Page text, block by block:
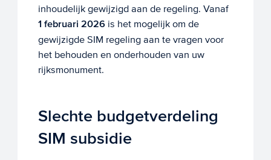
inhoudelijk gewijzigd aan de regeling. Vanaf
1 februari 2026is het mogelijk om de
gewijzigde SIM regeling aan te vragen voor
het behouden en onderhouden van uw
rijksmonument.
Slechte budgetverdeling
SIM subsidie